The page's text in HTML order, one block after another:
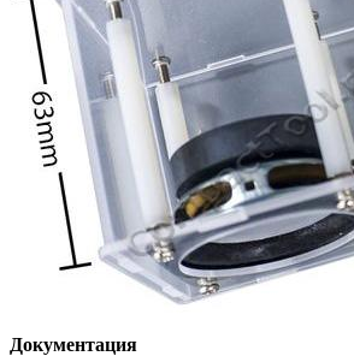
Документация